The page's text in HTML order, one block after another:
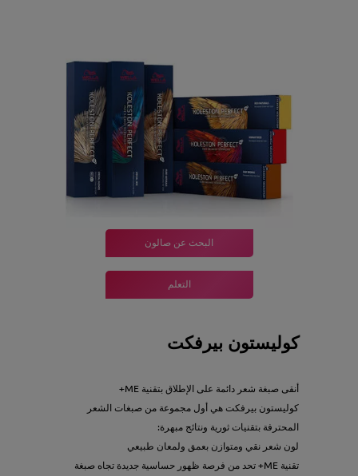
البحث عن صالون
التعلم
كوليستون بيرفكت
أنقى صبغة شعر دائمة على الإطلاق بتقنية ME+
كوليستون بيرفكت هي أول مجموعة من صبغات الشعر
المحترفة بتقنيات ثورية ونتائج مبهرة:
لون شعر نقي ومتوازن بعمق ولمعان طبيعي
تقنية ME+ تحد من فرصة ظهور حساسية جديدة تجاه صبغة